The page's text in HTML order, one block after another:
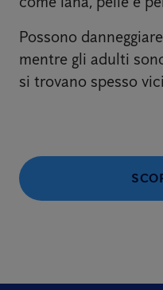
Possono
mentre gli adulti
si trovano spesso